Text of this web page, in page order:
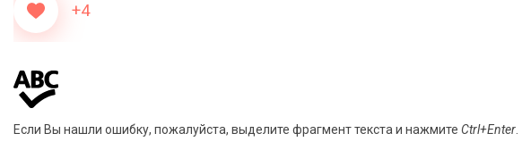
+4
Если Вы нашли ошибку, пожалуйста, выделите фрагмент текста и нажмите Ctrl+Enter